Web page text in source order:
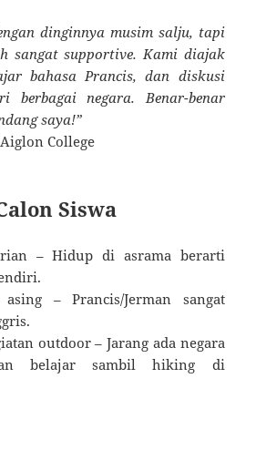
dinginnya musim salju, tapi
sangat supportive. Kami diajak
bahasa Prancis, dan diskusi
berbagai negara. Benar-benar
saya!”
College
Siswa
– Hidup di asrama berarti
– Prancis/Jerman sangat
outdoor – Jarang ada negara
belajar sambil hiking di